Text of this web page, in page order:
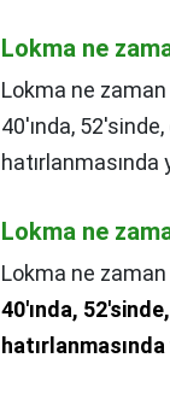
Lokma ne
Lokma ne zaman
40'ında,
hatırlanmasında
Lokma ne
Lokma ne
40'ında,